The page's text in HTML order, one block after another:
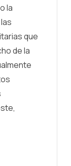
la
que
de la